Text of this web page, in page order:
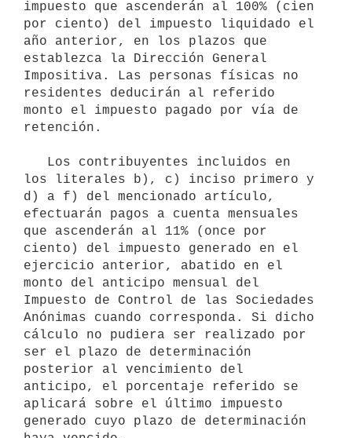
impuesto que ascenderán al 100% (cien
por ciento) del impuesto liquidado el
año anterior, en los plazos que
establezca la Dirección General
Impositiva. Las personas físicas no
residentes deducirán al referido
monto el impuesto pagado por vía de
retención.
los literales b), c) inciso primero y
d) a f) del mencionado artículo,
efectuarán pagos a cuenta mensuales
que ascenderán al 11% (once por
ciento) del impuesto generado en el
ejercicio anterior, abatido en el
monto del anticipo mensual del
Impuesto de Control de las Sociedades
Anónimas cuando corresponda. Si dicho
cálculo no pudiera ser realizado por
ser el plazo de determinación
posterior al vencimiento del
anticipo, el porcentaje referido se
aplicará sobre el último impuesto
generado cuyo plazo de determinación